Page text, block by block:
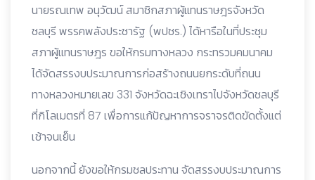
นายรณเทพ อนุวัฒน์ สมาชิกสภาผู้แทนราษฎรจังหวัด
ชลบุรี พรรคพลังประชารัฐ (พปชร.) ได้หารือในที่ประชุม
สภาผู้แทนราษฎร ขอให้กรมทางหลวง กระทรวมคมนาคม
ได้จัดสรรงบประมาณการก่อสร้างถนนยกระดับที่ถนน
ทางหลวงหมายเลข 331 จังหวัดฉะเชิงเทราไปจังหวัดชลบุรี
ที่กิโลเมตรที่ 87 เพื่อการแก้ปัญหาการจราจรติดขัดตั้งแต่
เช้าจนเย็น
นอกจากนี้ ยังขอให้กรมชลประทาน จัดสรรงบประมาณการ